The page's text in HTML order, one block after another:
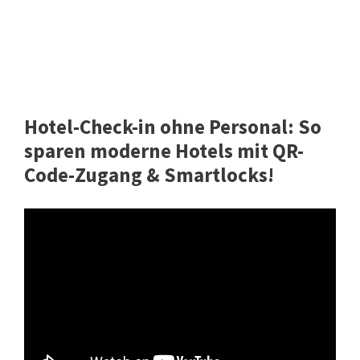
Hotel-Check-in ohne Personal: So
sparen moderne Hotels mit QR-
Code-Zugang & Smartlocks!